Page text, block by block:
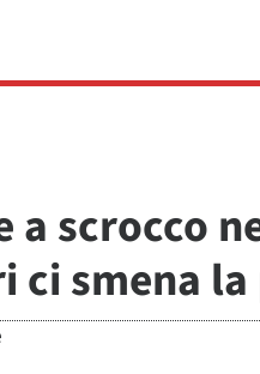
scrocco
ci smena